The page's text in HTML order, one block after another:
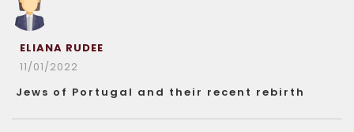
ELIANA RUDEE
11/01/2022
Jews of Portugal and their recent rebirth